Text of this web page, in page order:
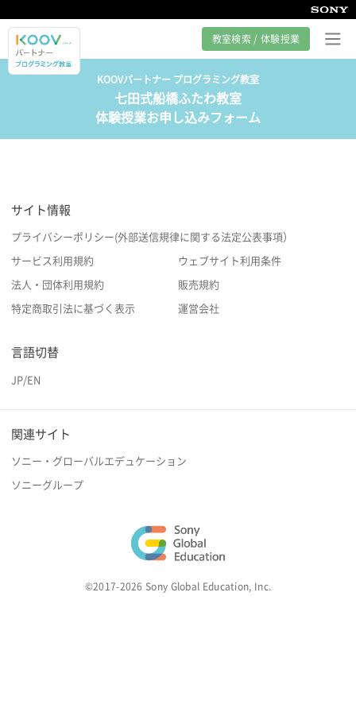
教室検索 / 体験授業
プログラミング教室とは
カリキュラム紹介
サポート
KOOVパートナー プログラミング教室
七田式船橋ふたわ教室
体験授業お申し込みフォーム
サイト情報
プライバシーポリシー(外部送信規律に関する法定公表事項）
サービス利用規約 ウェブサイト利用条件
法人・団体利用規約 販売規約
特定商取引法に基づく表示 運営会社
言語切替
JP/EN
関連サイト
ソニー・グローバルエデュケーション
ソニーグループ
©2017-2026 Sony Global Education, Inc.